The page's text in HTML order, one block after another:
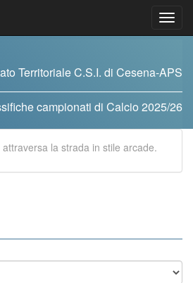
Territoriale C.S.I. di Cesena-APS
campionati di Calcio 2025/26
attraversa la strada in stile arcade.